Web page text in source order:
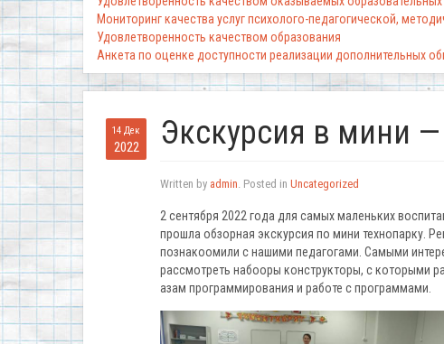
Мониторинг качества услуг психолого-педагогической,
Удовлетворенность качеством образования
Анкета по оценке доступности реализации дополнительных
14 Дек
2022 Экскурсия в мини —
Written by admin. Posted in Uncategorized
2 сентября 2022 года для самых маленьких
прошла обзорная экскурсия по мини технопарку.
познакоомили с нашими педагогами. Самыми
рассмотреть набооры конструкторы, с которыми
азам программирования и работе с программами.